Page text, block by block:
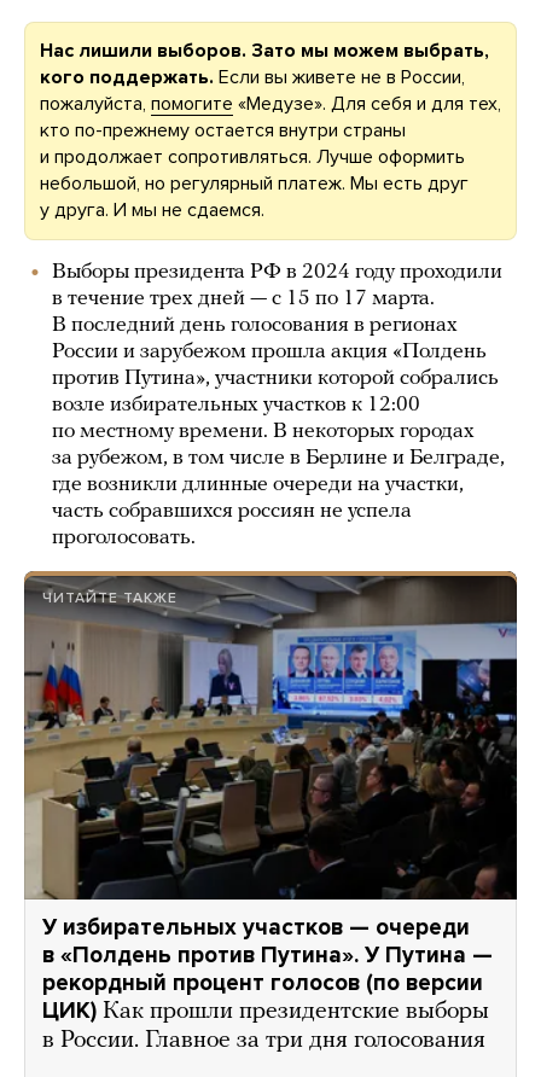
Нас лишили выборов. Зато мы можем выбрать,
кого поддержать. Если вы живете не в России,
пожалуйста, помогите «Медузе». Для себя и для тех,
кто по-прежнему остается внутри страны
и продолжает сопротивляться. Лучше оформить
небольшой, но регулярный платеж. Мы есть друг
у друга. И мы не сдаемся.
Выборы президента РФ в 2024 году проходили
в течение трех дней — с 15 по 17 марта.
В последний день голосования в регионах
России и зарубежом прошла акция «Полдень
против Путина», участники которой собрались
возле избирательных участков к 12:00
по местному времени. В некоторых городах
за рубежом, в том числе в Берлине и Белграде,
где возникли длинные очереди на участки,
часть собравшихся россиян не успела
проголосовать.
ЧИТАЙТЕ ТАКЖЕ
У избирательных участков — очереди
в «Полдень против Путина». У Путина —
рекордный процент голосов (по версии
ЦИК) Как прошли президентские выборы
в России. Главное за три дня голосования